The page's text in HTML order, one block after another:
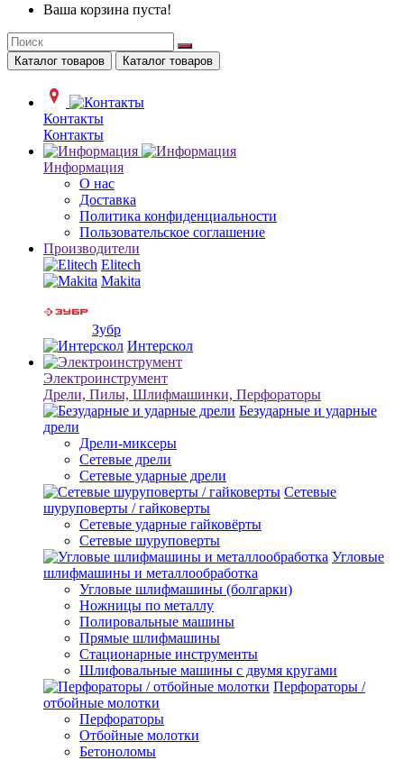
Ваша корзина пуста!
Каталог товаров Каталог товаров
Контакты
Контакты
Информация
О нас
Доставка
Политика конфиденциальности
Пользовательское соглашение
Производители
Elitech
Makita
Зубр
Интерскол
Электроинструмент
Дрели, Пилы, Шлифмашинки, Перфораторы
Безударные и ударные
дрели
Дрели-миксеры
Сетевые дрели
Сетевые ударные дрели
Сетевые
шуруповерты / гайковерты
Сетевые ударные гайковёрты
Сетевые шуруповерты
Угловые
шлифмашины и металлообработка
Угловые шлифмашины (болгарки)
Ножницы по металлу
Полировальные машины
Прямые шлифмашины
Стационарные инструменты
Шлифовальные машины с двумя кругами
Перфораторы /
отбойные молотки
Перфораторы
Отбойные молотки
Бетоноломы